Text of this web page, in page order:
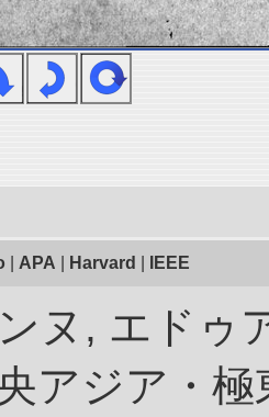
APA Harvard IEEE
ヌ, エドゥ
アジア・